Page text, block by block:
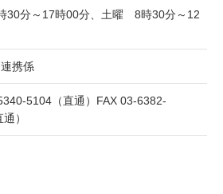
分～17時00分、土曜 8時30分～12
携係
5104（直通）FAX 03-6382-
）